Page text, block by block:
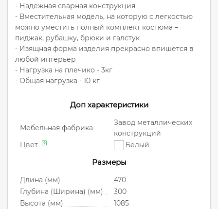
- Надежная сварная конструкция
- Вместительная модель, на которую с легкостью
можно уместить полный комплект костюма –
пиджак, рубашку, брюки и галстук
- Изящная форма изделия прекрасно впишется в
любой интерьер
- Нагрузка на плечико - 3кг
- Общая нагрузка - 10 кг
Доп характеристики
Мебельная фабрика
Завод металлических
конструкций
Цвет
Белый
Размеры
Длина (мм)
470
Глубина (Ширина) (мм)
300
Высота (мм)
1085